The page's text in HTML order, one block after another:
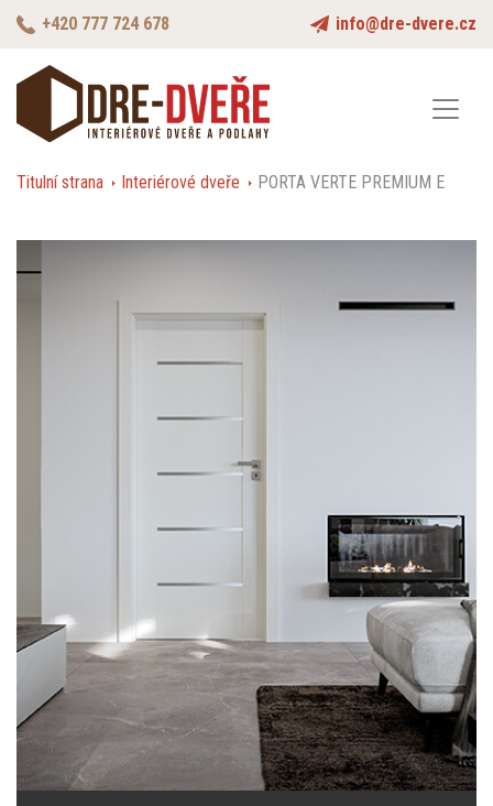
+420 777 724 678 info@dre-dvere.cz
Titulní strana Interiérové dveře PORTA VERTE PREMIUM E